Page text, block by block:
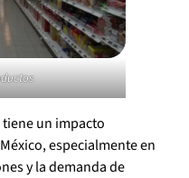
un impacto
especialmente en
y la demanda de